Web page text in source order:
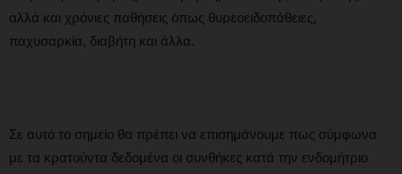
αλλά και χρόνιες παθήσεις όπως θυρεοειδοπάθειες,
παχυσαρκία, διαβήτη και άλλα.
Σε αυτό το σημείο θα πρέπει να επισημάνουμε πως σύμφωνα
με τα κρατούντα δεδομένα οι συνθήκες κατά την ενδομήτριο